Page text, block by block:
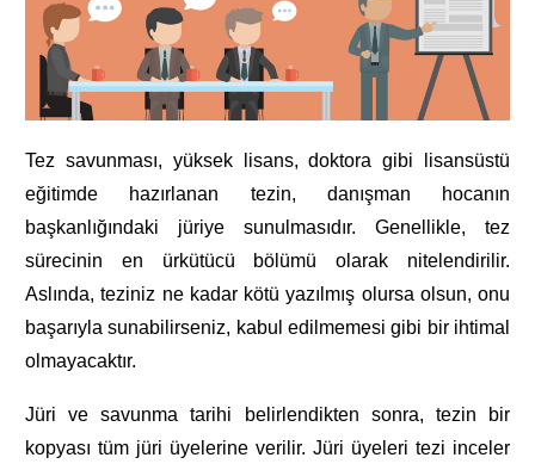
Tez savunması, yüksek lisans, doktora gibi lisansüstü
eğitimde hazırlanan tezin, danışman hocanın
başkanlığındaki jüriye sunulmasıdır. Genellikle, tez
sürecinin en ürkütücü bölümü olarak nitelendirilir.
Aslında, teziniz ne kadar kötü yazılmış olursa olsun, onu
başarıyla sunabilirseniz, kabul edilmemesi gibi bir ihtimal
olmayacaktır.
Jüri ve savunma tarihi belirlendikten sonra, tezin bir
kopyası tüm jüri üyelerine verilir. Jüri üyeleri tezi inceler